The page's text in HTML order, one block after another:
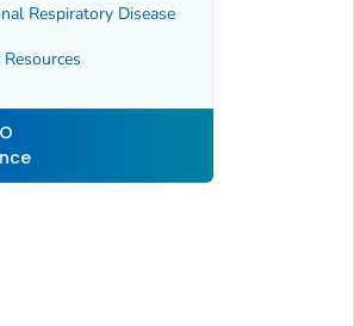
Respiratory Disease